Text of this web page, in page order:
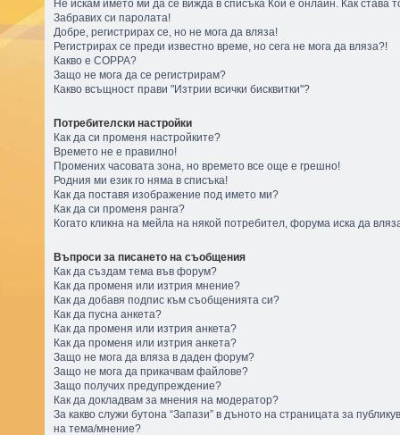
Не искам името ми да се вижда в списъка Кой е онлайн. Как става
Забравих си паролата!
Добре, регистрирах се, но не мога да вляза!
Регистрирах се преди известно време, но сега не мога да вляза?!
Какво е COPPA?
Защо не мога да се регистрирам?
Какво всъщност прави "Изтрии всички бисквитки"?
Потребителски настройки
Как да си променя настройките?
Времето не е правилно!
Промених часовата зона, но времето все още е грешно!
Родния ми език го няма в списъка!
Как да поставя изображение под името ми?
Как да си променя ранга?
Когато кликна на мейла на някой потребител, форума иска да
Въпроси за писането на съобщения
Как да създам тема във форум?
Как да променя или изтрия мнение?
Как да добавя подпис към съобщенията си?
Как да пусна анкета?
Как да променя или изтрия анкета?
Как да променя или изтрия анкета?
Защо не мога да вляза в даден форум?
Защо не мога да прикачвам файлове?
Защо получих предупреждение?
Как да докладвам за мнения на модератор?
За какво служи бутона “Запази” в дъното на страницата за
на тема/мнение?